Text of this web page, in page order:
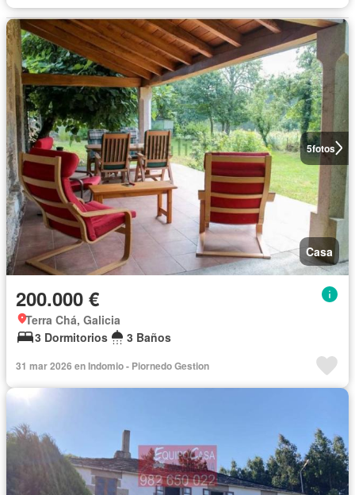
5fotos
Casa
200.000 €
Terra Chá, Galicia
3 Dormitorios
3 Baños
31 mar 2026 en Indomio - Piornedo Gestion